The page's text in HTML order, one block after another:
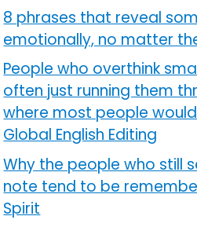
8 phrases that reveal
emotionally, no matter
People who overthink
often just running them
where most people
Global English Editing
Why the people who still
note tend to be
Spirit